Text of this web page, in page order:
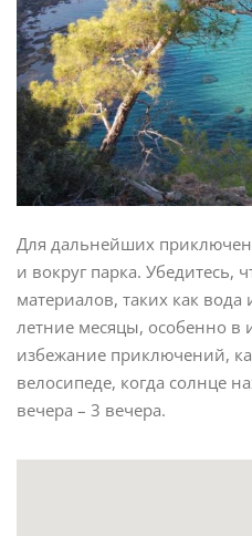
Для дальнейших
и вокруг парка. Убедитесь,
материалов, таких как вода
летние месяцы, особенно в
избежание приключений,
велосипеде, когда солнце
вечера – 3 вечера.